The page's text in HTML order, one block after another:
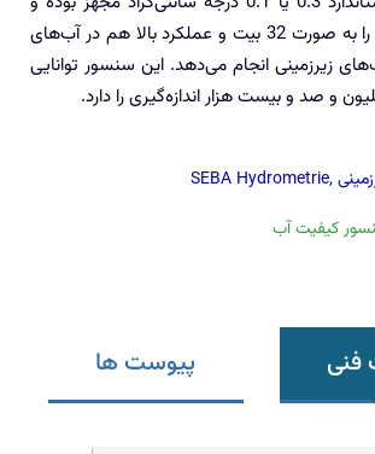
جمع ‌آوری اطلاعات را به صورت 32 بیت و عملکرد بالا هم در آب‌های
زیرزمینی انجام می‌دهد. این سنسور توانایی
و صد و بیست هزار اندازه‌گیری را دارد.
SEBA Hydrometrie,
کیفیت آب
فنی پیوست ها